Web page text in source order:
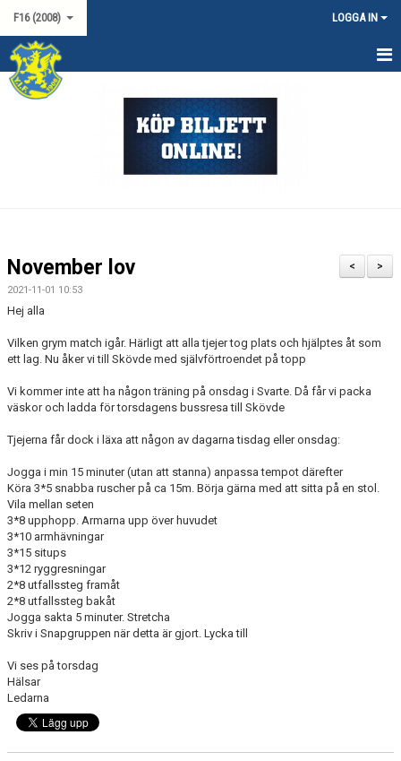
F16 (2008) LOGGA IN
HEM
DOKUMENT
KONTAKT
>
<
November lov
2021-11-01 10:53
Hej alla
Vilken grym match igår. Härligt att alla tjejer tog plats och hjälptes åt som
ett lag. Nu åker vi till Skövde med självförtroendet på topp
Vi kommer inte att ha någon träning på onsdag i Svarte. Då får vi packa
väskor och ladda för torsdagens bussresa till Skövde
Tjejerna får dock i läxa att någon av dagarna tisdag eller onsdag:
Jogga i min 15 minuter (utan att stanna) anpassa tempot därefter
Köra 3*5 snabba ruscher på ca 15m. Börja gärna med att sitta på en stol.
Vila mellan seten
3*8 upphopp. Armarna upp över huvudet
3*10 armhävningar
3*15 situps
3*12 ryggresningar
2*8 utfallssteg framåt
2*8 utfallssteg bakåt
Jogga sakta 5 minuter. Stretcha
Skriv i Snapgruppen när detta är gjort. Lycka till
Vi ses på torsdag
Hälsar
Ledarna